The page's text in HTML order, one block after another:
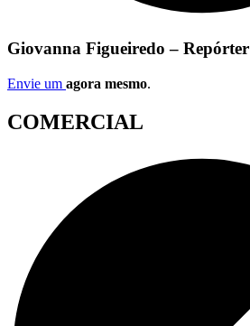
Giovanna Figueiredo – Repórter
Envie um agora mesmo.
COMERCIAL